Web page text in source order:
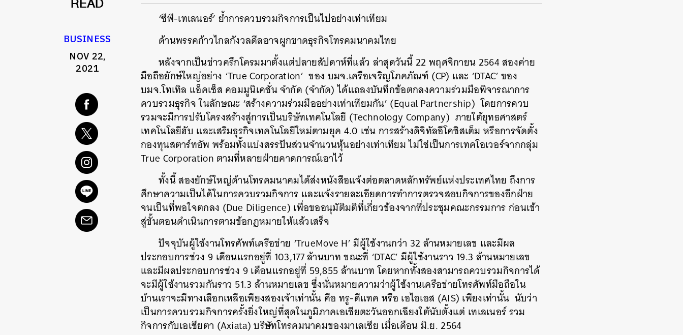
READ
BUSINESS
NOV 22,
2021
‘ซีพี-เทเลนอร์’ ย้ำการควบรวมกิจการเป็นไปอย่างเท่าเทียม
ด้านพรรคก้าวไกลกังวลดีลอาจผูกขาดธุรกิจโทรคมนาคมไทย
หลังจากเป็นข่าวครึกโครมมาตั้งแต่ปลายสัปดาห์ที่แล้ว ล่าสุดวันนี้ 22 พฤศจิกายน 2564 สองค่าย
มือถือยักษ์ใหญ่อย่าง ‘True Corporation’ ของ บมจ.เครือเจริญโภคภัณฑ์ (CP) และ ‘DTAC’ ของ
บมจ.โทเทิล แอ็คเซ็ส คอมมูนิเคชั่น จำกัด (จำกัด) ได้แถลงบันทึกข้อตกลงความร่วมมือพิจารณาการ
ควบรวมธุรกิจ ในลักษณะ ‘สร้างความร่วมมืออย่างเท่าเทียมกัน’ (Equal Partnership) โดยการควบ
รวมจะมีการปรับโครงสร้างสู่การเป็นบริษัทเทคโนโลยี (Technology Company) ภายใต้ยุทธศาสตร์
เทคโนโลยีฮับ และเสริมธุรกิจเทคโนโลยีใหม่ตามยุค 4.0 เช่น การสร้างดิจิทัลอีโคซิสเต็ม หรือการจัดตั้ง
กองทุนสตาร์ทอัพ พร้อมทั้งแบ่งสรรปันส่วนจำนวนหุ้นอย่างเท่าเทียม ไม่ใช่เป็นการเทคโอเวอร์จากกลุ่ม
True Corporation ตามที่หลายฝ่ายคาดการณ์เอาไว้
ทั้งนี้ สองยักษ์ใหญ่ด้านโทรคมนาคมได้ส่งหนังสือแจ้งต่อตลาดหลักทรัพย์แห่งประเทศไทย ถึงการ
ศึกษาความเป็นได้ในการควบรวมกิจการ และแจ้งรายละเอียดการทำการตรวจสอบกิจการของอีกฝ่าย
จนเป็นที่พอใจตกลง (Due Diligence) เพื่อขออนุมัติมติที่เกี่ยวข้องจากที่ประชุมคณะกรรมการ ก่อนเข้า
สู่ขั้นตอนดำเนินการตามข้อกฎหมายให้แล้วเสร็จ
ปัจจุบันผู้ใช้งานโทรศัพท์เครือข่าย ‘TrueMove H’ มีผู้ใช้งานกว่า 32 ล้านหมายเลข และมีผล
ประกอบการช่วง 9 เดือนแรกอยู่ที่ 103,177 ล้านบาท ขณะที่ ‘DTAC’ มีผู้ใช้งานราว 19.3 ล้านหมายเลข
และมีผลประกอบการช่วง 9 เดือนแรกอยู่ที่ 59,855 ล้านบาท โดยหากทั้งสองสามารถควบรวมกิจการได้
จะมีผู้ใช้งานรวมกันราว 51.3 ล้านหมายเลข ซึ่งนั่นหมายความว่าผู้ใช้งานเครือข่ายโทรศัพท์มือถือใน
บ้านเราจะมีทางเลือกเหลือเพียงสองเจ้าเท่านั้น คือ ทรู-ดีแทค หรือ เอไอเอส (AIS) เพียงเท่านั้น นับว่า
เป็นการควบรวมกิจการครั้งยิ่งใหญ่ที่สุดในภูมิภาคเอเชียตะวันออกเฉียงใต้นับตั้งแต่ เทเลเนอร์ รวม
กิจการกับเอเชียตา (Axiata) บริษัทโทรคมนาคมของมาเลเซีย เมื่อเดือน มิ.ย. 2564